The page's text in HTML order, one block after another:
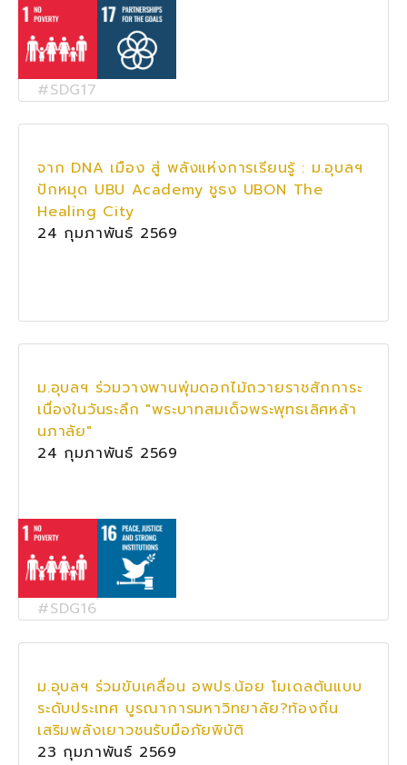
#SDG17
จาก DNA เมือง สู่ พลังแห่งการเรียนรู้ : ม.อุบลฯ
ปักหมุด UBU Academy ชูธง UBON The
Healing City
24 กุมภาพันธ์ 2569
ม.อุบลฯ ร่วมวางพานพุ่มดอกไม้ถวายราชสักการะ
เนื่องในวันระลึก "พระบาทสมเด็จพระพุทธเลิศหล้า
นภาลัย"
24 กุมภาพันธ์ 2569
#SDG16
ม.อุบลฯ ร่วมขับเคลื่อน อพปร.น้อย โมเดลต้นแบบ
ระดับประเทศ บูรณาการมหาวิทยาลัย?ท้องถิ่น
เสริมพลังเยาวชนรับมือภัยพิบัติ
23 กุมภาพันธ์ 2569